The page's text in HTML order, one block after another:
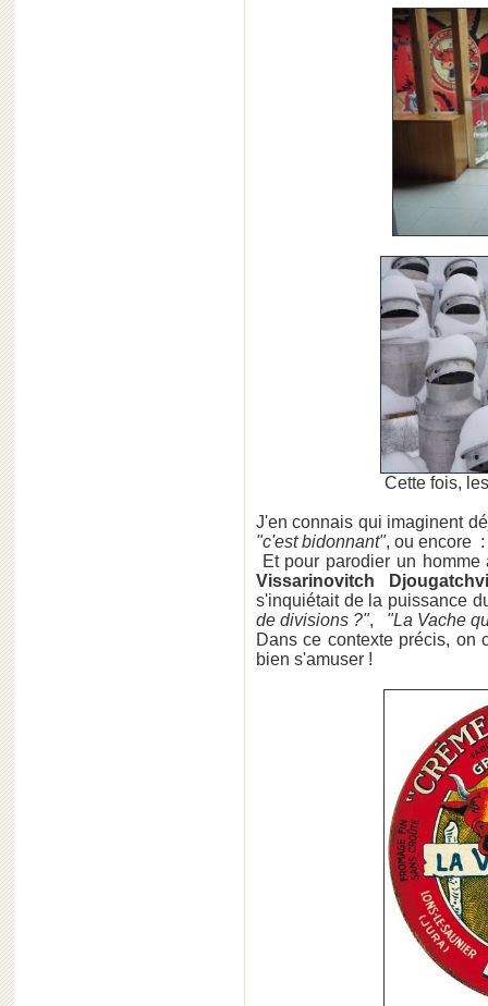
Cette fois,
J'en connais qui imaginent
"c'est bidonnant", ou encore :
Et pour parodier un
Vissarinovitch
s'inquiétait de la puissance
de divisions ?", "La Vache
Dans ce contexte précis, on
bien s'amuser !